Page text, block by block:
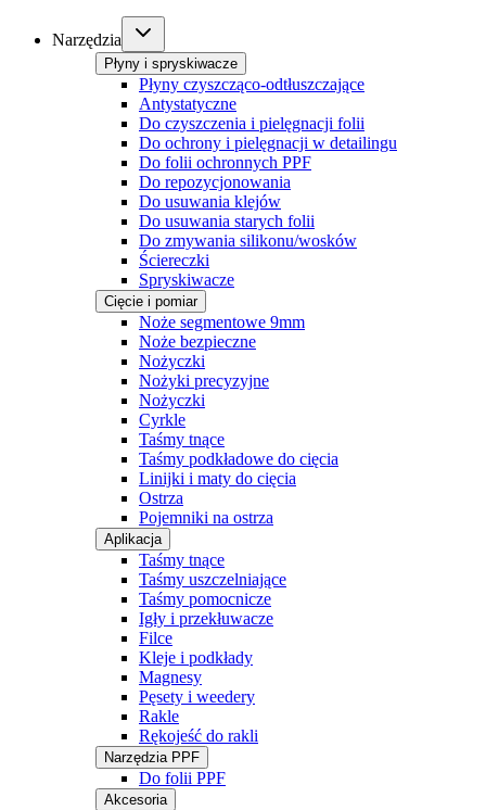
Narzędzia
Płyny i spryskiwacze
Płyny czyszcząco-odtłuszczające
Antystatyczne
Do czyszczenia i pielęgnacji folii
Do ochrony i pielęgnacji w detailingu
Do folii ochronnych PPF
Do repozycjonowania
Do usuwania klejów
Do usuwania starych folii
Do zmywania silikonu/wosków
Ściereczki
Spryskiwacze
Cięcie i pomiar
Noże segmentowe 9mm
Noże bezpieczne
Nożyczki
Nożyki precyzyjne
Nożyczki
Cyrkle
Taśmy tnące
Taśmy podkładowe do cięcia
Linijki i maty do cięcia
Ostrza
Pojemniki na ostrza
Aplikacja
Taśmy tnące
Taśmy uszczelniające
Taśmy pomocnicze
Igły i przekłuwacze
Filce
Kleje i podkłady
Magnesy
Pęsety i weedery
Rakle
Rękojeść do rakli
Narzędzia PPF
Do folii PPF
Akcesoria